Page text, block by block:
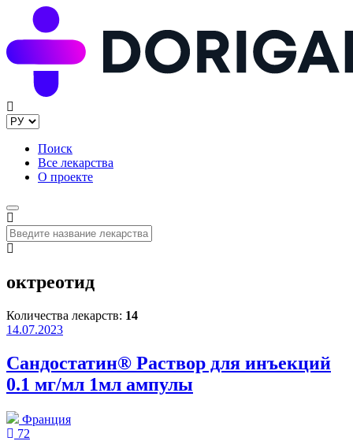
Поиск
Все лекарства
О проекте
октреотид
Количества лекарств: 14
14.07.2023
Сандостатин® Раствор для инъекций
0.1 мг/мл 1мл ампулы
Франция
72